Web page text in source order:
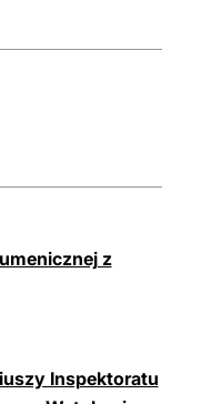
z
Inspektoratu